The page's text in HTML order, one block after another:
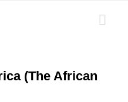
(The African